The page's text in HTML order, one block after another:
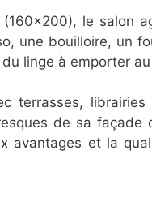
le salon
une bouilloire, un
linge à emporter
terrasses,
de sa façade
avantages et la